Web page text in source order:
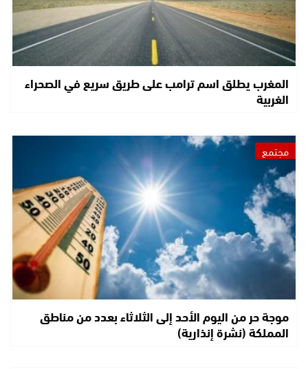
المغرب يطلق اسم ترامب على طريق سريع في الصحراء
الغربية
مجتمع
موجة حر من اليوم الأحد إلى الثلاثاء بعدد من مناطق
المملكة (نشرة إنذارية)